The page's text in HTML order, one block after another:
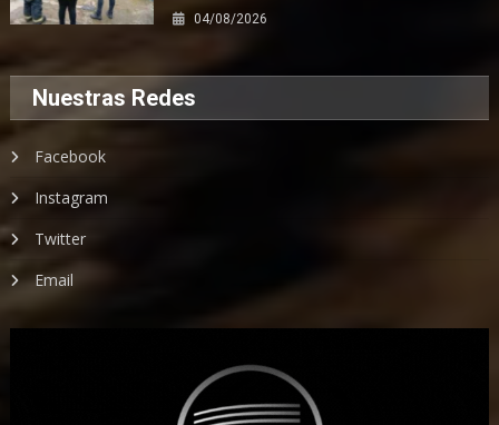
04/08/2026
Nuestras Redes
Facebook
Instagram
Twitter
Email